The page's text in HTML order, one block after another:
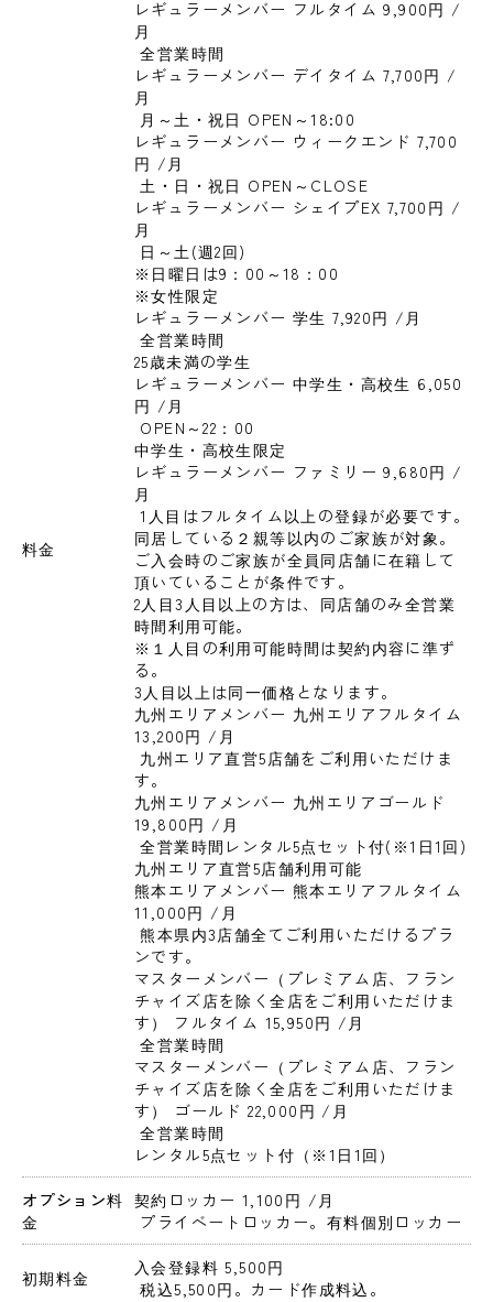
料金
レギュラーメンバー フルタイム 9,900円 /
月
全営業時間
レギュラーメンバー デイタイム 7,700円 /
月
月～土・祝日 OPEN～18:00
レギュラーメンバー ウィークエンド 7,700
円 /月
土・日・祝日 OPEN～CLOSE
レギュラーメンバー シェイプEX 7,700円 /
月
※日曜日は9：00～18：00
※女性限定
レギュラーメンバー 学生 7,920円 /月
全営業時間
25歳未満の学生
レギュラーメンバー 中学生・高校生 6,050
円 /月
中学生・高校生限定
レギュラーメンバー ファミリー 9,680円 /
月
1人目はフルタイム以上の登録が必要です。
同居している２親等以内のご家族が対象。
ご入会時のご家族が全員同店舗に在籍して
頂いていることが条件です。
2人目3人目以上の方は、同店舗のみ全営業
時間利用可能。
※１人目の利用可能時間は契約内容に準ず
る。
3人目以上は同一価格となります。
九州エリアメンバー 九州エリアフルタイム
13,200円 /月
す。
九州エリアメンバー 九州エリアゴールド
19,800円 /月
全営業時間レンタル5点セット付(※1日1回)
九州エリア直営5店舗利用可能
熊本エリアメンバー 熊本エリアフルタイム
11,000円 /月
熊本県内3店舗全てご利用いただけるプラ
ンです。
マスターメンバー（プレミアム店、フラン
チャイズ店を除く全店をご利用いただけま
す） フルタイム 15,950円 /月
全営業時間
マスターメンバー（プレミアム店、フラン
チャイズ店を除く全店をご利用いただけま
す） ゴールド 22,000円 /月
全営業時間
レンタル5点セット付（※1日1回）
オプション料
金
契約ロッカー 1,100円 /月
プライベートロッカー。有料個別ロッカー
初期料金
入会登録料 5,500円
税込5,500円。カード作成料込。